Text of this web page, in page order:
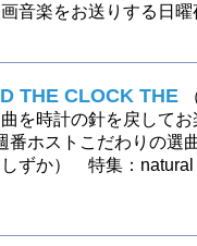
音楽をお送りする日
THE CLOCK THE
を時計の針を戻して
番ホストこだわりの選
しずか） 特集：